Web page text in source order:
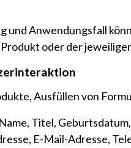
und Anwendungsfall
oder der
Ausfüllen von
Name, Titel,
E-Mail-Adresse,